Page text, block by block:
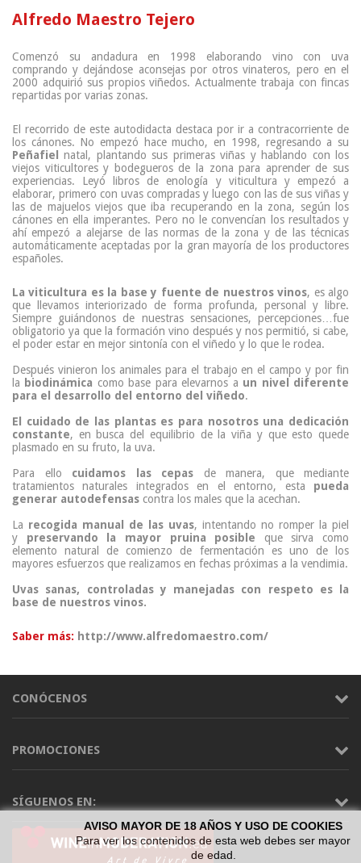
Alfredo Maestro Tejero
Comenzó su andadura en 1998 elaborando vino con uva
comprando y dejándose aconsejas por otros vinateros, pero en el
2000 adquirió sus propios viñedos. Actualmente trabaja con fincas
repartidas por varias zonas.
El recorrido de este autodidacta destaca por ir a contracorriente de
los cánones. No empezó hace mucho, en 1998, regresando a su
Peñafiel
natal, plantando sus primeras viñas y hablando con los
viejos viticultores y bodegueros de la zona para aprender de sus
experiencias. Leyó libros de enología y viticultura y empezó a
elaborar, primero con uvas compradas y luego con las de sus viñas y
las de majuelos viejos que iba recuperando en la zona, según los
cánones en ella imperantes. Pero no le convencían los resultados y
ahí empezó a alejarse de las normas de la zona y de las técnicas
automáticamente aceptadas por la gran mayoría de los productores
españoles.
La viticultura es la base y fuente de nuestros vinos, es algo
que llevamos interiorizado de forma profunda, personal y libre.
Siempre guiándonos de nuestras sensaciones, percepciones…fue
obligatorio ya que la formación vino después y nos permitió, si cabe,
el poder estar en mejor sintonía con el viñedo y lo que le rodea.
Después vinieron los animales para el trabajo en el campo y por fin
la biodinámica como base para elevarnos a un nivel diferente
para el desarrollo del entorno del viñedo.
El cuidado de las plantas es para nosotros una dedicación
constante, en busca del equilibrio de la viña y que esto quede
plasmado en su fruto, la uva.
Para ello cuidamos las cepas de manera, que mediante
tratamientos naturales integrados en el entorno, esta pueda
generar autodefensas contra los males que la acechan.
La recogida manual de las uvas, intentando no romper la piel
y preservando la mayor pruina posible que sirva como
elemento natural de comienzo de fermentación es uno de los
mayores esfuerzos que realizamos en fechas próximas a la vendimia.
Uvas sanas, controladas y manejadas con respeto es la
base de nuestros vinos.
Saber más: http://www.alfredomaestro.com/
CONÓCENOS
PROMOCIONES
SÍGUENOS EN:
AVISO MAYOR DE 18 AÑOS Y USO DE COOKIES
Para ver los contenidos de esta web debes ser mayor
de edad.